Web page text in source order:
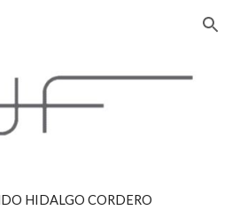
Skip to navigation
HIDALGO CORDERO